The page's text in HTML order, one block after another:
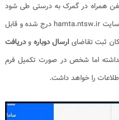
همراه در گمرک به درستی طی شود
در کارتابل مسافر در سایت hamta.ntsw.ir درج شده و قابل
ثبت تقاضای ارسال دوباره ودریافت
اما شخص در صورت تکمیل فرم
را خواهد داشت.